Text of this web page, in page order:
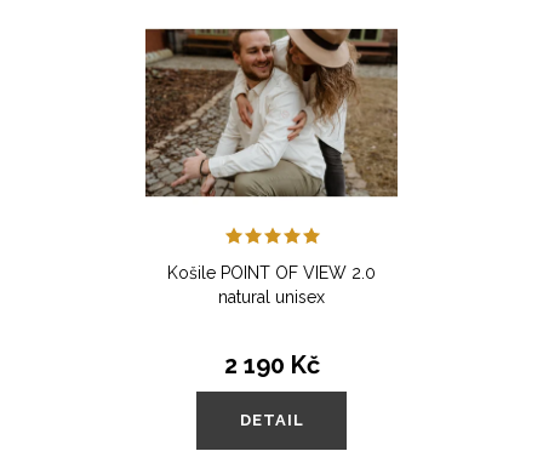
Košile POINT OF VIEW 2.0
natural unisex
2 190 Kč
DETAIL